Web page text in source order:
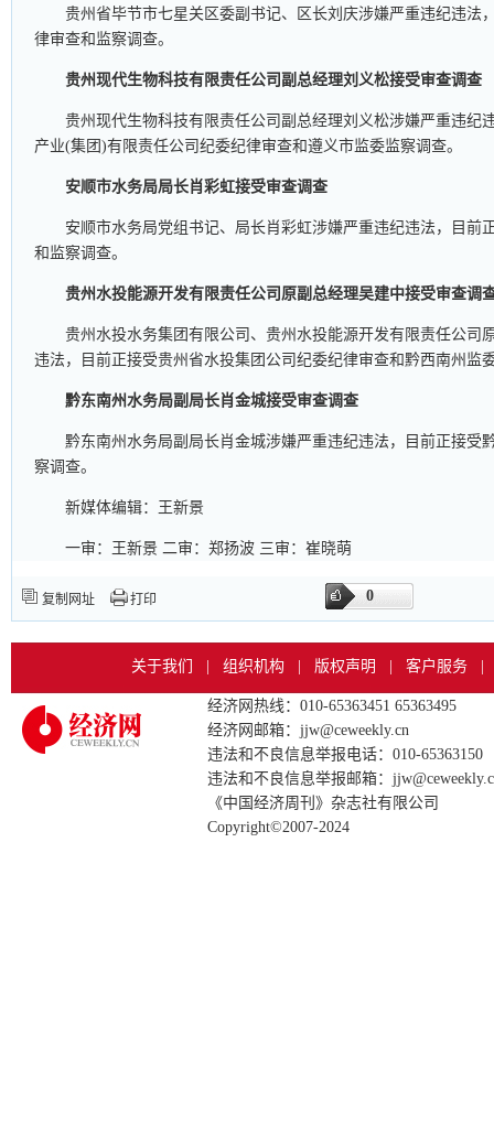
贵州省毕节市七星关区委副书记、区长刘庆涉嫌严重违纪违法
律审查和监察调查。
贵州现代生物科技有限责任公司副总经理刘义松接受审查调查
贵州现代生物科技有限责任公司副总经理刘义松涉嫌严重违纪
产业(集团)有限责任公司纪委纪律审查和遵义市监委监察调查。
安顺市水务局局长肖彩虹接受审查调查
安顺市水务局党组书记、局长肖彩虹涉嫌严重违纪违法，目前
和监察调查。
贵州水投能源开发有限责任公司原副总经理吴建中接受审查调
贵州水投水务集团有限公司、贵州水投能源开发有限责任公司
违法，目前正接受贵州省水投集团公司纪委纪律审查和黔西南州监
黔东南州水务局副局长肖金城接受审查调查
黔东南州水务局副局长肖金城涉嫌严重违纪违法，目前正接受
察调查。
新媒体编辑：王新景
一审：王新景 二审：郑扬波 三审：崔晓萌
复制网址 打印 0
关于我们 组织机构 版权声明 客户服务
经济网热线：010-65363451 65363495
经济网邮箱：jjw@ceweekly.cn
违法和不良信息举报电话：010-65363150
违法和不良信息举报邮箱：
《中国经济周刊》杂志社有限公司
Copyright©2007-2024